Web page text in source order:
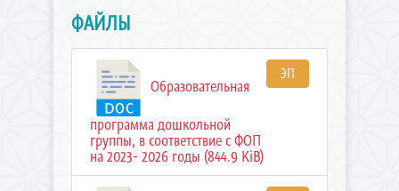
ФАЙЛЫ
Образовательная
программа дошкольной
группы, в соответствие с ФОП
на 2023- 2026 годы (844.9 KiB)
ЭП